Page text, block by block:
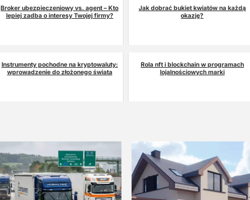
Broker ubezpieczeniowy vs. agent – Kto
lepiej zadba o interesy Twojej firmy?
Jak dobrać bukiet kwiatów na każdą
okazję?
Instrumenty pochodne na kryptowaluty:
wprowadzenie do złożonego świata
Rola nft i blockchain w programach
lojalnościowych marki